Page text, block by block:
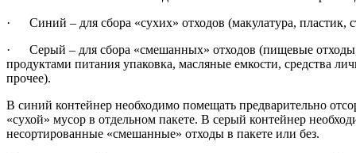
· Синий – для сбора «сухих» отходов (макулатура, пластик,
· Серый – для сбора «смешанных» отходов (пищевые отходы,
продуктами питания упаковка, масляные емкости, средства
прочее).
В синий контейнер необходимо помещать предварительно
«сухой» мусор в отдельном пакете. В серый контейнер
несортированные «смешанные» отходы в пакете или без.